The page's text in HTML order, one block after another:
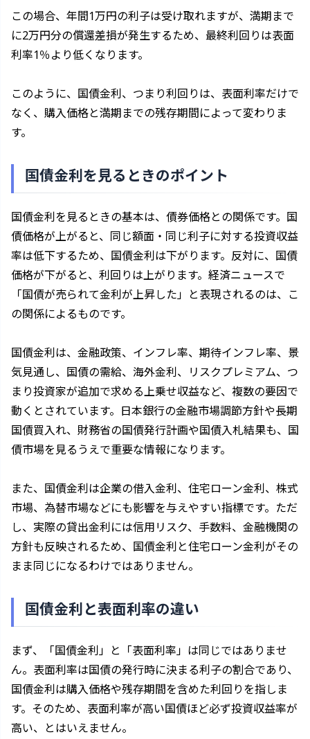
この場合、年間1万円の利子は受け取れますが、満期まで
に2万円分の償還差損が発生するため、最終利回りは表面
利率1％より低くなります。
このように、国債金利、つまり利回りは、表面利率だけで
なく、購入価格と満期までの残存期間によって変わりま
す。
国債金利を見るときのポイント
国債金利を見るときの基本は、債券価格との関係です。国
債価格が上がると、同じ額面・同じ利子に対する投資収益
率は低下するため、国債金利は下がります。反対に、国債
価格が下がると、利回りは上がります。経済ニュースで
「国債が売られて金利が上昇した」と表現されるのは、こ
の関係によるものです。
国債金利は、金融政策、インフレ率、期待インフレ率、景
気見通し、国債の需給、海外金利、リスクプレミアム、つ
まり投資家が追加で求める上乗せ収益など、複数の要因で
動くとされています。日本銀行の金融市場調節方針や長期
国債買入れ、財務省の国債発行計画や国債入札結果も、国
債市場を見るうえで重要な情報になります。
また、国債金利は企業の借入金利、住宅ローン金利、株式
市場、為替市場などにも影響を与えやすい指標です。ただ
し、実際の貸出金利には信用リスク、手数料、金融機関の
方針も反映されるため、国債金利と住宅ローン金利がその
まま同じになるわけではありません。
国債金利と表面利率の違い
まず、「国債金利」と「表面利率」は同じではありませ
ん。表面利率は国債の発行時に決まる利子の割合であり、
国債金利は購入価格や残存期間を含めた利回りを指しま
す。そのため、表面利率が高い国債ほど必ず投資収益率が
高い、とはいえません。